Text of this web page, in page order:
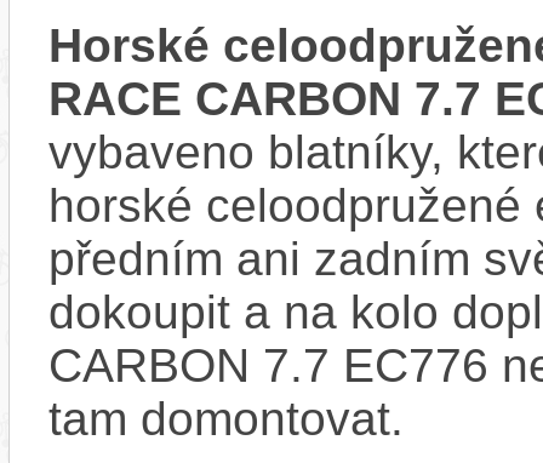
Horské
RACE CARBON 7.7
vybaveno blatníky,
horské
předním ani zadním
dokoupit a na kolo
CARBON 7.7 EC776
tam domontovat.